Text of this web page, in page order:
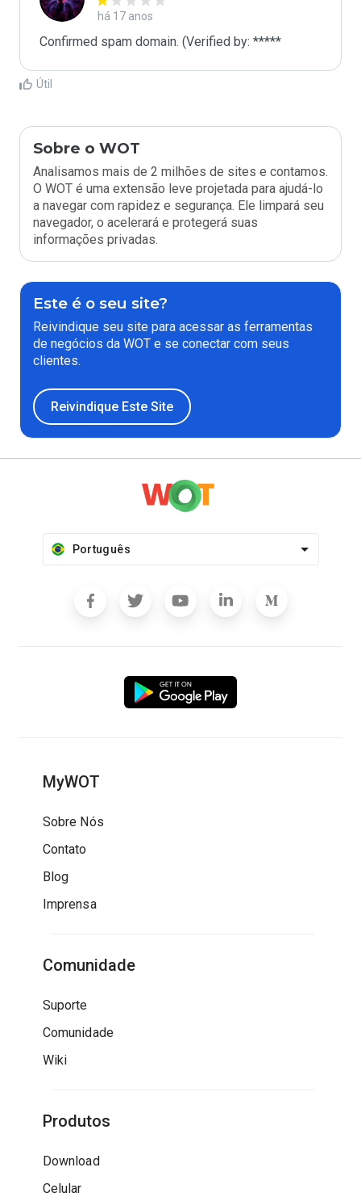
há 17 anos
Confirmed spam domain. (Verified by: *****
Útil
Sobre o WOT
Analisamos mais de 2 milhões de sites e contamos.
O WOT é uma extensão leve projetada para ajudá-lo
a navegar com rapidez e segurança. Ele limpará seu
navegador, o acelerará e protegerá suas
informações privadas.
Este é o seu site?
Reivindique seu site para acessar as ferramentas
de negócios da WOT e se conectar com seus
clientes.
Reivindique Este Site
Português
MyWOT
Sobre Nós
Contato
Blog
Imprensa
Comunidade
Suporte
Comunidade
Wiki
Produtos
Download
Celular